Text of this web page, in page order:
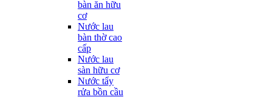
bàn ăn hữu
cơ
Nước lau
bàn thờ cao
cấp
Nước lau
sàn hữu cơ
Nước tẩy
rửa bồn cầu